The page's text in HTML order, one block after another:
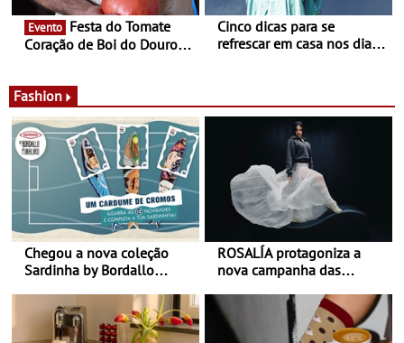
Evento
Coração de Boi do Douro -
Cinco dicas para se
refrescar em casa nos dias
Fashion
Chegou a nova coleção
Sardinha by Bordallo
ROSALÍA protagoniza a
nova campanha das
Balance